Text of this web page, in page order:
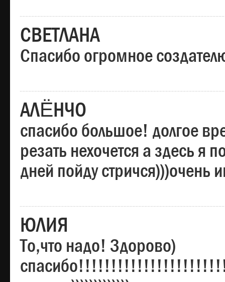
СВЕТЛАНА
Спасибо огромное
АЛЁНЧО
спасибо большое! долгое
резать нехочется а здесь я
дней пойду стричся)))очень
ЮЛИЯ
То,что надо! Здорово)